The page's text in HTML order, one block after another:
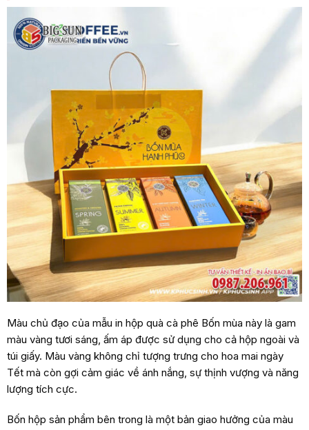
Màu chủ đạo của mẫu in hộp quà cà phê Bốn mùa này là gam
màu vàng tươi sáng, ấm áp được sử dụng cho cả hộp ngoài và
túi giấy. Màu vàng không chỉ tượng trưng cho hoa mai ngày
Tết mà còn gợi cảm giác về ánh nắng, sự thịnh vượng và năng
lượng tích cực.
Bốn hộp sản phẩm bên trong là một bản giao hưởng của màu